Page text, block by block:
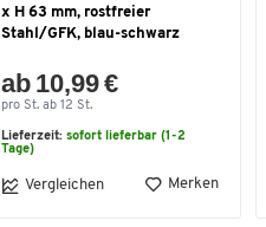
x H 63 mm, rostfreier
Stahl/GFK, blau-schwarz
ab 10,99 €
pro St. ab 12 St.
Lieferzeit: sofort lieferbar (1-2
Tage)
Vergleichen Merken